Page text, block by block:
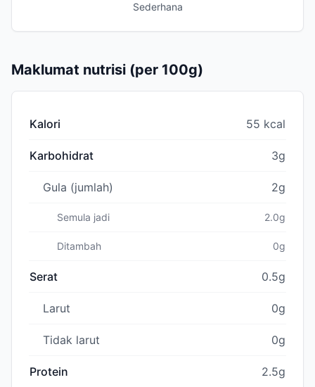
Sederhana
Maklumat nutrisi (per 100g)
Kalori 55 kcal
Karbohidrat 3g
Gula (jumlah) 2g
Semula jadi 2.0g
Ditambah 0g
Serat 0.5g
Larut 0g
Tidak larut 0g
Protein 2.5g